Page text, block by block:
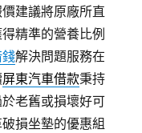
建議將原廠所直
精準的營養比例
錢解決問題服務在
屏東汽車借款秉持
老舊或損壞好可
損坐墊的優惠組